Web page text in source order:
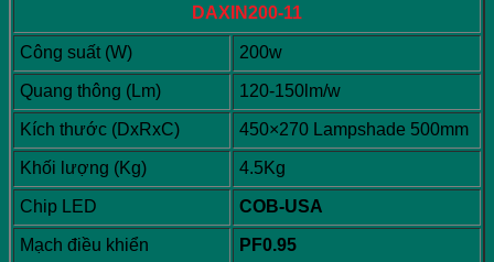
DAXIN200-11
Công suất (W) 200w
Quang thông (Lm) 120-150lm/w
Kích thước (DxRxC) 450×270 Lampshade 500mm
Khối lượng (Kg) 4.5Kg
Chip LED COB-USA
Mạch điều khiển PF0.95